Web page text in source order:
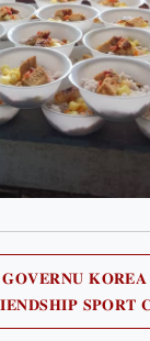
𝐊𝐎𝐑𝐄𝐀
𝐒𝐏𝐎𝐑𝐓